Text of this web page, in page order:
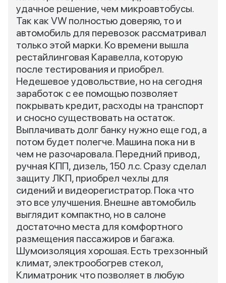
удачное решение, чем микроавтобусы.
Так как VW полностью доверяю, то и
автомобиль для перевозок рассматривал
только этой марки. Ко времени вышла
рестайлинговая Каравелла, которую
после тестирования и приобрел.
Недешевое удовольствие, но на сегодня
заработок с ее помощью позволяет
покрывать кредит, расходы на транспорт
и сносно существовать на остаток.
Выплачивать долг банку нужно еще год, а
потом будет полегче. Машина пока ни в
чем не разочаровала. Передний привод,
ручная КПП, дизель, 150 л.с. Сразу сделал
защиту ЛКП, приобрел чехлы для
сидений и видеорегистратор. Пока что
это все улучшения. Внешне автомобиль
выглядит компактно, но в салоне
достаточно места для комфортного
размещения пассажиров и багажа.
Шумоизоляция хорошая. Есть трехзонный
климат, электрообогрев стекол,
Климатроник что позволяет в любую